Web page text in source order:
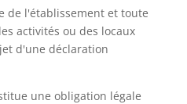
de l'établissement et toute
activités ou des locaux
d'une déclaration
une obligation légale